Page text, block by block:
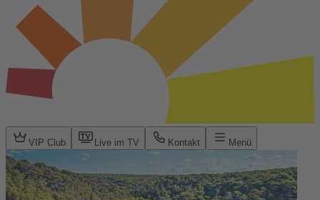
VIP Club Live im TV Kontakt Menü